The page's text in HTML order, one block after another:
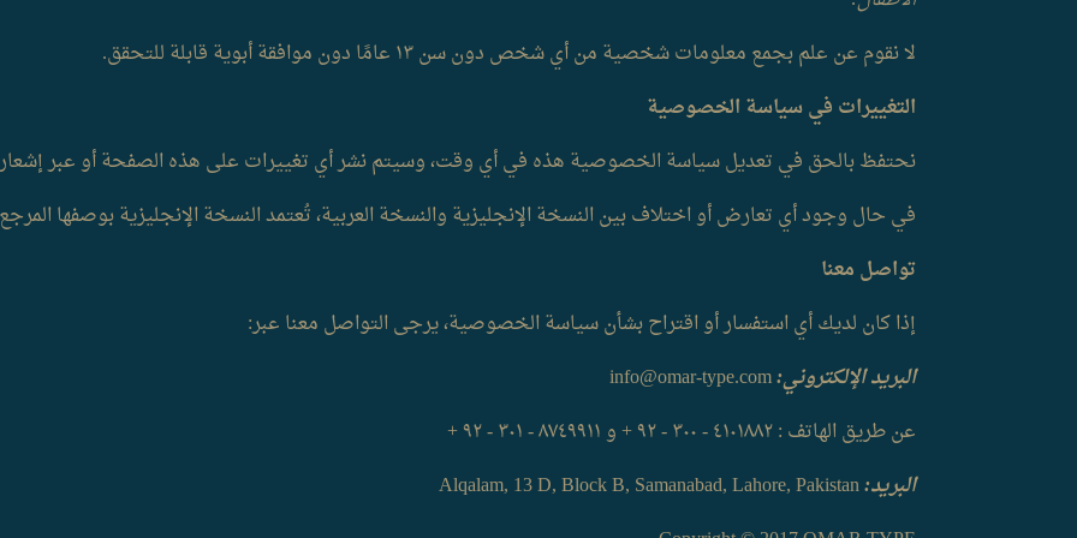
لا نقوم عن علم بجمع معلومات شخصية من أي شخص دون سن ١٣ عامًا دون موافقة أبوية قابلة للتحقق.
التغييرات في سياسة الخصوصية
نحتفظ بالحق في تعديل سياسة الخصوصية هذه في أي وقت، وسيتم نشر أي تغييرات على هذه الصفحة أو عبر
في حال وجود أي تعارض أو اختلاف بين النسخة الإنجليزية والنسخة العربية، تُعتمد النسخة الإنجليزية بوصفها
تواصل معنا
إذا كان لديك أي استفسار أو اقتراح بشأن سياسة الخصوصية، يرجى التواصل معنا عبر:
البريد الإلكتروني:info@omar-type.com
عن طريق الهاتف : ٤١٠١٨٨٢ - ٣٠٠ - ٩٢ + و ٨٧٤٩٩١١ - ٣٠١ - ٩٢ +
البريد:Alqalam, 13 D, Block B, Samanabad, Lahore, Pakistan